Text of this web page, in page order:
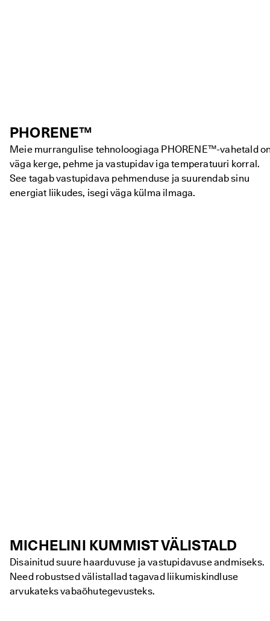
PHORENE™
Meie murrangulise tehnoloogiaga PHORENE™-vahetald
väga kerge, pehme ja vastupidav iga temperatuuri korral.
See tagab vastupidava pehmenduse ja suurendab sinu
energiat liikudes, isegi väga külma ilmaga.
MICHELINI KUMMIST VÄLISTALD
Disainitud suure haarduvuse ja vastupidavuse andmiseks.
Need robustsed välistallad tagavad liikumiskindluse
arvukateks vabaõhutegevusteks.